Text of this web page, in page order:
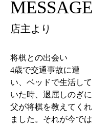
MESSAGE
店主より
将棋との出会い
4歳で交通事故に遭
い、ベッドで生活して
いた時、退屈しのぎに
父が将棋を教えてくれ
ました。それが今では